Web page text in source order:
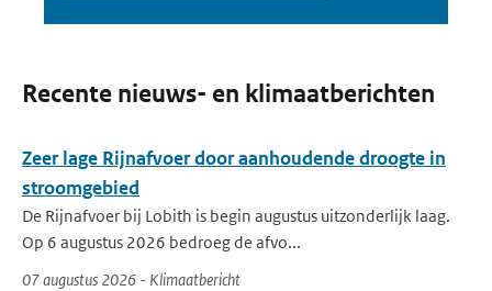
Recente nieuws- en klimaatberichten
Zeer lage Rijnafvoer door aanhoudende droogte in
stroomgebied
De Rijnafvoer bij Lobith is begin augustus uitzonderlijk laag.
Op 6 augustus 2026 bedroeg de afvo...
07 augustus 2026 - Klimaatbericht